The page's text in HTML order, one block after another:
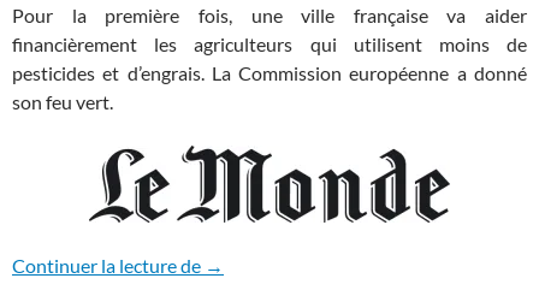
Pour la première fois, une ville française va aider
financièrement les agriculteurs qui utilisent moins de
pesticides et d’engrais. La Commission européenne a donné
son feu vert.
Continuer la lecture de PARIS VA SUBVENTIONNER LES
→